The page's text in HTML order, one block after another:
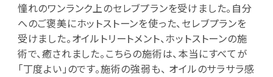
憧れのワンランク上のセレブプランを受けました。自分
へのご褒美にホットストーンを使った、セレブプランを
受けました。オイルトリートメント、ホットストーンの施
術で、癒されました。こちらの施術は、本当にすべてが
「丁度よい」のです。施術の強弱も、 オイルのサラサラ感